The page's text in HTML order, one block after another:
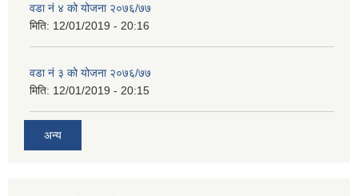
वडा नं ४ को योजना २०७६/७७
मिति: 12/01/2019 - 20:16
वडा नं ३ को योजना २०७६/७७
मिति: 12/01/2019 - 20:15
अन्य